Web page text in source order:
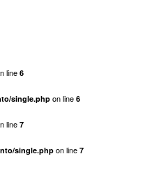
line6
single.php on line 6
line7
single.php on line 7